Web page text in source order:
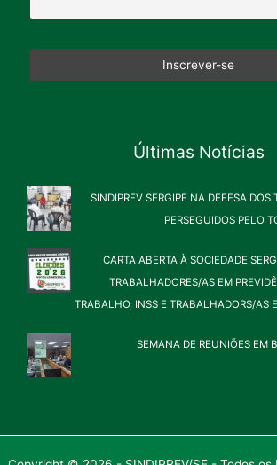
Últimas Notícias
SINDIPREV SERGIPE NA DEFESA DOS
PERSEGUIDOS PELO
CARTA ABERTA À SOCIEDADE
TRABALHADORES/AS EM
TRABALHO, INSS E TRABALHADORS/AS
SEMANA DE REUNIÕES EM